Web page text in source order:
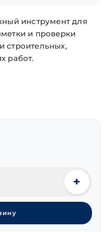
инструмент для
и проверки
строительных,
работ.
+